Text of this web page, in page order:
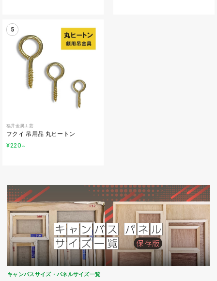
5
福井金属工芸
フクイ 吊用品 丸ヒートン
¥220 ～
キャンバスサイズ・パネルサイズ一覧